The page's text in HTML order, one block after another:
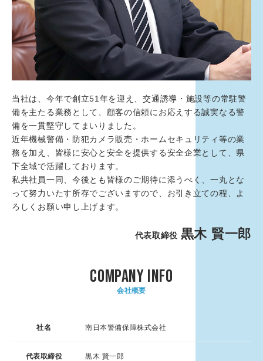
当社は、今年で創立51年を迎え、交通誘導・施設等の常駐警
備を主たる業務として、顧客の信頼にお応えする誠実なる警
備を一貫堅守してまいりました。
近年機械警備・防犯カメラ販売・ホームセキュリティ等の業
務を加え、皆様に安心と安全を提供する安全企業として、県
下全域で活躍しております。
私共社員一同、今後とも皆様のご期待に添うべく、一丸とな
って努力いたす所存でございますので、お引き立ての程、よ
ろしくお願い申し上げます。
代表取締役 黒木 賢一郎
COMPANY INFO
会社概要
社名 南日本警備保障株式会社
代表取締役 黒木 賢一郎